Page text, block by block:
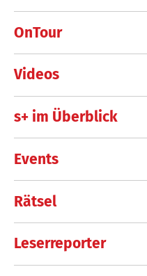
OnTour
Videos
s+ im Überblick
Events
Rätsel
Leserreporter